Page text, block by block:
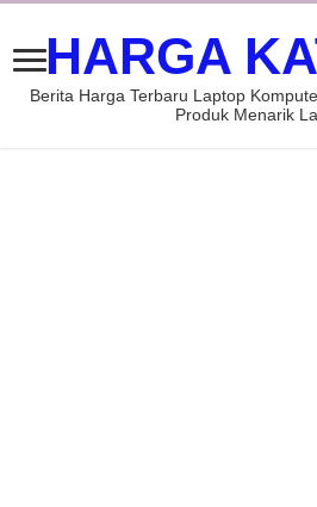
HARGA
Berita Harga Terbaru Laptop
Produk Menarik